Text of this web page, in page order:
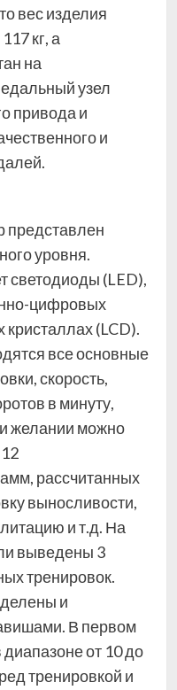
вес изделия
кг, а
на
узел
привода и
и
представлен
уровня.
светодиоды (LED),
цифровых
кристаллах (LCD).
все основные
скорость,
в минуту,
желании можно
рассчитанных
выносливости,
и т.д. На
выведены 3
тренировок.
и
В первом
диапазоне от 10 до
тренировкой и